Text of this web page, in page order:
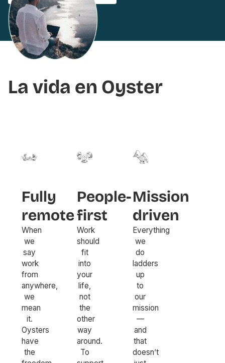
La vida en Oyster
Fully
remote
When
we
say
work
from
anywhere,
we
mean
it.
Oysters
have
the
People-
first
Work
should
fit
into
your
life,
not
the
other
way
around.
To
Mission
driven
Everything
we
do
ladders
up
to
our
mission
—
and
that
doesn’t